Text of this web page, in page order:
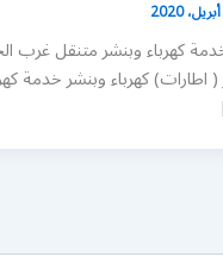
كهرباء وبنشر متنقل غرب
اطارات) كهرباء وبنشر خدمة